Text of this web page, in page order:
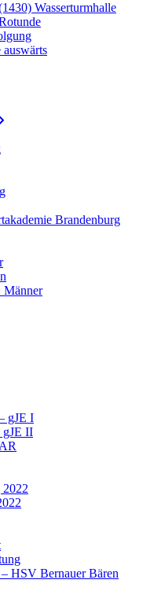
Wasserturmhalle
Brandenburg
Männer
gJE I
gJE II
HSV Bernauer Bären